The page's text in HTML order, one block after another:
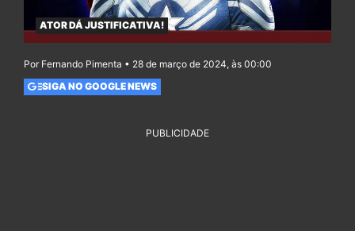
ATOR DÁ JUSTIFICATIVA!
Por Fernando Pimenta • 28 de março de 2024, às 00:00
SIGA NO GOOGLE NEWS
PUBLICIDADE